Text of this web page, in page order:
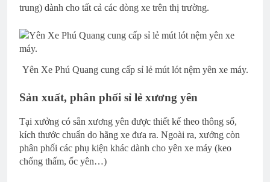
trung) dành cho tất cả các dòng xe trên thị trường.
Yên Xe Phú Quang cung cấp sỉ lẻ mút lót nệm yên xe máy.
Sản xuất, phân phối sỉ lẻ xương yên
Tại xưởng có sẵn xương yên được thiết kế theo thông số,
kích thước chuẩn do hãng xe đưa ra. Ngoài ra, xưởng còn
phân phối các phụ kiện khác dành cho yên xe máy (keo
chống thấm, ốc yên…)